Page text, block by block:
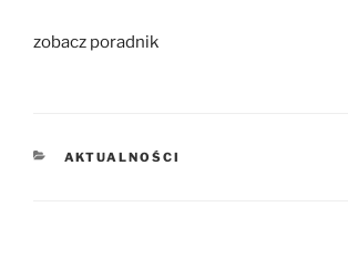
zobacz poradnik
KATEGORIE
AKTUALNOŚCI